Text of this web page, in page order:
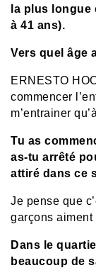
la plus longue
à 41 ans).
Vers quel âge
ERNESTO
commencer
m’entrainer
Tu as
as-tu arrêté
attiré dans ce
Je pense que
garçons
Dans le
beaucoup de